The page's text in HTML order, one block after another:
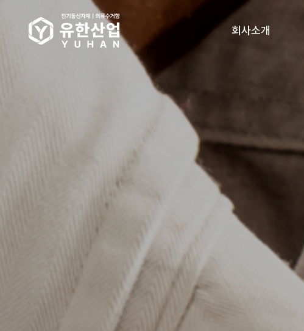
회사소개